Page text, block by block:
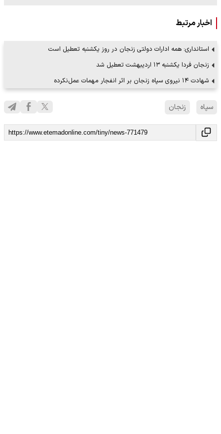
اخبار مرتبط
استانداری: همه ادارات دولتی زنجان در روز یکشنبه تعطیل است
زنجان فردا یکشنبه ۱۳ اردیبهشت تعطیل شد
شهادت ۱۴ نیر‌وی سپاه زنجان بر اثر انفجار مهمات عمل‌نکرده
سپاه زنجان